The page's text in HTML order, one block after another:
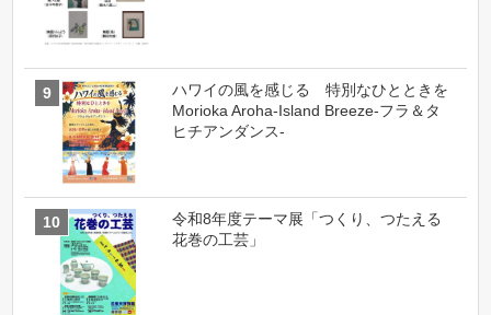
ハワイの風を感じる 特別なひとときを
Morioka Aroha-Island Breeze-フラ＆タ
ヒチアンダンス-
令和8年度テーマ展「つくり、つたえる
花巻の工芸」